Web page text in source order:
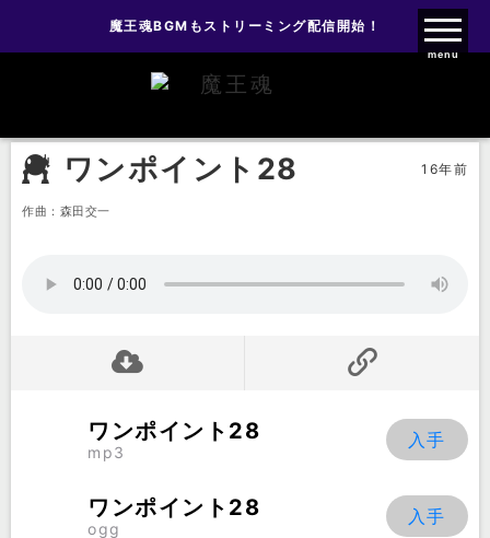
魔王魂ファンクラブ
魔王魂BGMもストリーミング配信開始！
menu
ワンポイント28 16年前
作曲：森田交一
ワンポイント28
mp3
ワンポイント28
ogg